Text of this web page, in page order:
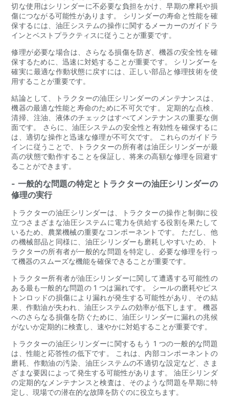
切な使用はシリンダーに不必要な負担をかけ、早期の摩耗や損
傷につながる可能性があります。 シリンダーの寿命と性能を確
保するには、油圧システムの操作に関するメーカーのガイドラ
インとベストプラクティスに従うことが重要です。
修理が必要な場合は、さらなる損傷を防ぎ、機器の安全性を確
保するために、迅速に対処することが重要です。 シリンダーを
確実に最適な作動状態に戻すには、正しい部品と修理技術を使
用することが重要です。
結論として、トラクターの油圧シリンダーのメンテナンスは、
機器の最適な性能と寿命のために不可欠です。 定期的な点検、
清掃、注油、液体のチェックはすべてメンテナンスの重要な側
面です。 さらに、油圧システムの安全性と有効性を確保するに
は、適切な操作と迅速な修理が不可欠です。 これらのガイドラ
インに従うことで、トラクターの所有者は油圧シリンダーが最
高の状態で動作することを保証し、将来の高額な修理を回避す
ることができます。
- 一般的な問題の特定とトラクターの油圧シリンダーの
修理の実行
トラクターの油圧シリンダーは、トラクターの操作と制御に役
立つさまざまな油圧システムに電力を供給する役割を果たして
いるため、農業機械の重要なコンポーネントです。 ただし、他
の機械部品と同様に、油圧シリンダーも磨耗しやすいため、ト
ラクターの所有者が一般的な問題を特定し、必要な修理を行っ
て機器のスムーズな機能を確保できることが重要です。
トラクター所有者が油圧シリンダーに関して遭遇する可能性の
ある最も一般的な問題の 1 つは漏れです。 シールの磨耗やピス
トンロッドの損傷により漏れが発生する可能性があり、その結
果、作動油が失われ、油圧システムの効率が低下します。 機器
へのさらなる損傷を防ぐために、油圧シリンダーに漏れの兆候
がないか定期的に検査し、速やかに対処することが重要です。
トラクターの油圧シリンダーに関するもう 1 つの一般的な問題
は、性能と応答性の低下です。 これは、内部コンポーネントの
磨耗、作動油の汚染、油圧システムの不適切な設定など、さま
ざまな要因によって発生する可能性があります。 油圧シリンダ
の定期的なメンテナンスと検査は、そのような問題を早期に特
定し、現場での潜在的な故障を防ぐのに役立ちます。